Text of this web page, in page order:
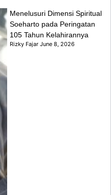
Menelusuri Dimensi Spiritual
Soeharto pada Peringatan
105 Tahun Kelahirannya
Rizky FajarJune 8, 2026